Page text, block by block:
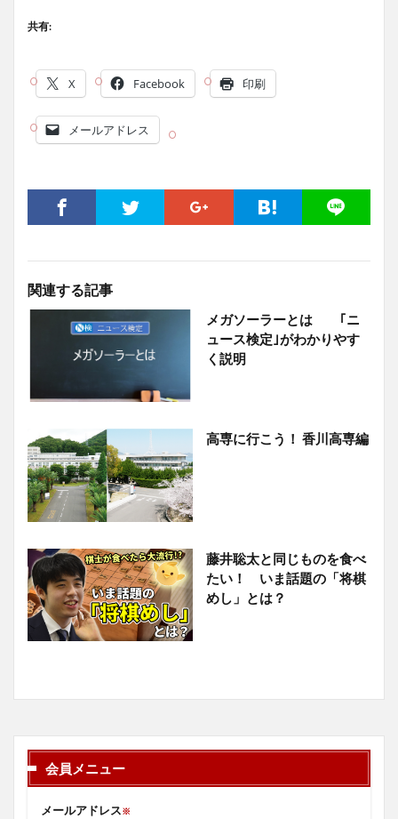
共有:
X Facebook 印刷
メールアドレス
関連する記事
メガソーラーとは ｢ニ
ュース検定｣がわかりやす
く説明
高専に行こう！ 香川高専編
藤井聡太と同じものを食べ
たい！ いま話題の「将棋
めし」とは？
会員メニュー
メールアドレス※